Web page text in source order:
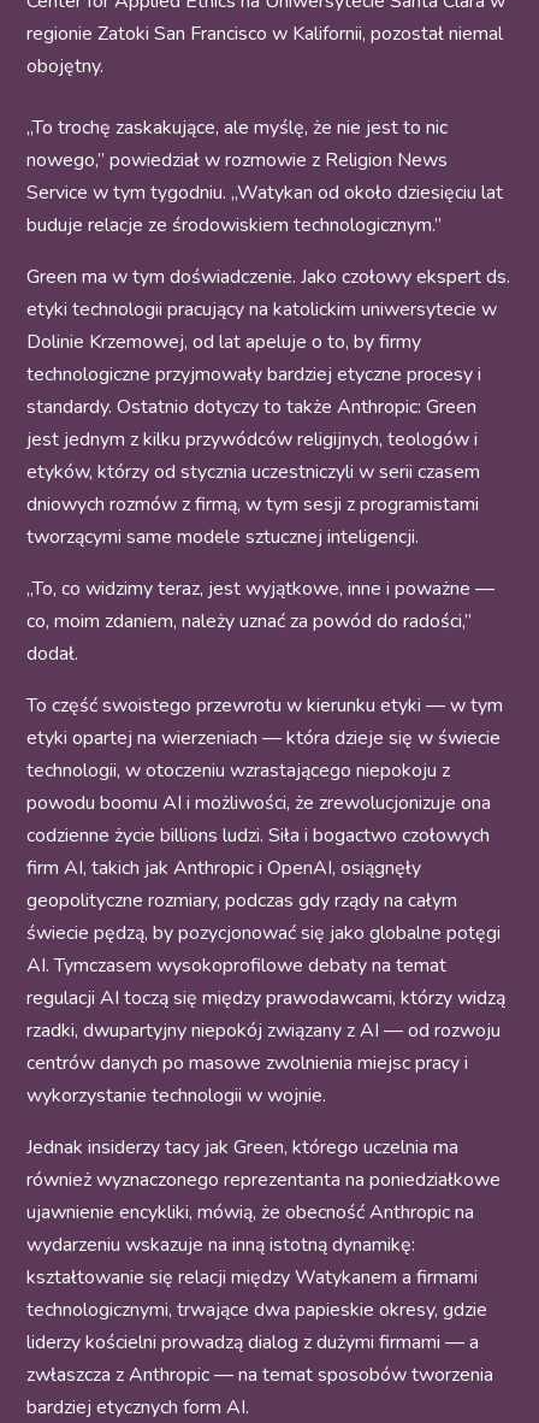
regionie Zatoki San Francisco w Kalifornii, pozostał niemal
obojętny.
„To trochę zaskakujące, ale myślę, że nie jest to nic
nowego,” powiedział w rozmowie z Religion News
Service w tym tygodniu. „Watykan od około dziesięciu lat
buduje relacje ze środowiskiem technologicznym.”
Green ma w tym doświadczenie. Jako czołowy ekspert ds.
etyki technologii pracujący na katolickim uniwersytecie w
Dolinie Krzemowej, od lat apeluje o to, by firmy
technologiczne przyjmowały bardziej etyczne procesy i
standardy. Ostatnio dotyczy to także Anthropic: Green
jest jednym z kilku przywódców religijnych, teologów i
etyków, którzy od stycznia uczestniczyli w serii czasem
dniowych rozmów z firmą, w tym sesji z programistami
tworzącymi same modele sztucznej inteligencji.
„To, co widzimy teraz, jest wyjątkowe, inne i poważne —
co, moim zdaniem, należy uznać za powód do radości,”
dodał.
To część swoistego przewrotu w kierunku etyki — w tym
etyki opartej na wierzeniach — która dzieje się w świecie
technologii, w otoczeniu wzrastającego niepokoju z
powodu boomu AI i możliwości, że zrewolucjonizuje ona
codzienne życie billions ludzi. Siła i bogactwo czołowych
firm AI, takich jak Anthropic i OpenAI, osiągnęły
geopolityczne rozmiary, podczas gdy rządy na całym
świecie pędzą, by pozycjonować się jako globalne potęgi
AI. Tymczasem wysokoprofilowe debaty na temat
regulacji AI toczą się między prawodawcami, którzy widzą
rzadki, dwupartyjny niepokój związany z AI — od rozwoju
centrów danych po masowe zwolnienia miejsc pracy i
wykorzystanie technologii w wojnie.
Jednak insiderzy tacy jak Green, którego uczelnia ma
również wyznaczonego reprezentanta na poniedziałkowe
ujawnienie encykliki, mówią, że obecność Anthropic na
wydarzeniu wskazuje na inną istotną dynamikę:
kształtowanie się relacji między Watykanem a firmami
technologicznymi, trwające dwa papieskie okresy, gdzie
liderzy kościelni prowadzą dialog z dużymi firmami — a
zwłaszcza z Anthropic — na temat sposobów tworzenia
bardziej etycznych form AI.